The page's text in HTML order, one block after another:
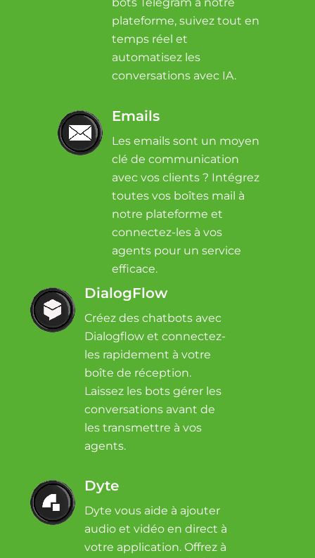
plateforme, suivez tout en
temps réel et
automatisez les
conversations avec IA.
Emails
Les emails sont un moyen
clé de communication
avec vos clients ? Intégrez
toutes vos boîtes mail à
notre plateforme et
connectez-les à vos
agents pour un service
efficace.
DialogFlow
Créez des chatbots avec
Dialogflow et connectez-
les rapidement à votre
boîte de réception.
Laissez les bots gérer les
conversations avant de
les transmettre à vos
agents.
Dyte
Dyte vous aide à ajouter
audio et vidéo en direct à
votre application. Offrez à